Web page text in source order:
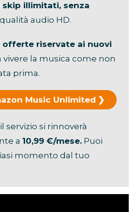
skip illimitati, senza
audio HD.
offerte riservate ai nuovi
vivere la musica come non
prima.
Music Unlimited
servizio si rinnoverà
a 10,99 €/mese. Puoi
momento dal tuo